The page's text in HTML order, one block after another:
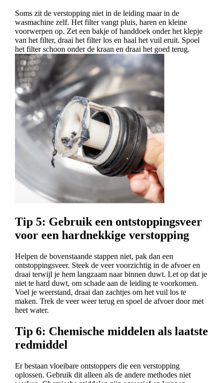
Soms zit de verstopping niet in de leiding maar in de
wasmachine zelf. Het filter vangt pluis, haren en kleine
voorwerpen op. Zet een bakje of handdoek onder het klepje
van het filter, draai het filter los en haal het vuil eruit. Spoel
het filter schoon onder de kraan en draai het goed terug.
Tip 5: Gebruik een ontstoppingsveer
voor een hardnekkige verstopping
Helpen de bovenstaande stappen niet, pak dan een
ontstoppingsveer. Steek de veer voorzichtig in de afvoer en
draai terwijl je hem langzaam naar binnen duwt. Let op dat je
niet te hard duwt, om schade aan de leiding te voorkomen.
Voel je weerstand, draai dan zachtjes om het vuil los te
maken. Trek de veer weer terug en spoel de afvoer door met
heet water.
Tip 6: Chemische middelen als laatste
redmiddel
Er bestaan vloeibare ontstoppers die een verstopping
oplossen. Gebruik dit alleen als de andere methodes niet